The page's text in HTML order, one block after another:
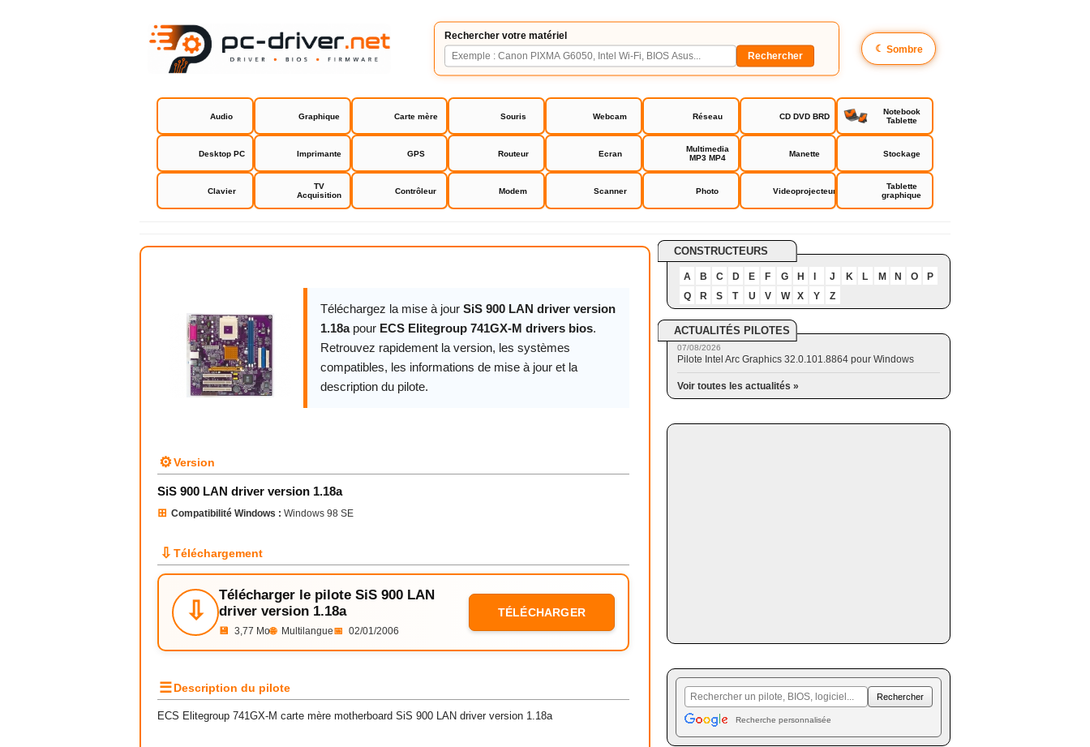
Rechercher votre matériel
☾ Sombre
Audio Graphique Carte mère Souris Webcam Réseau CD DVD BRD
Notebook
Tablette
Desktop PC Imprimante GPS Routeur Ecran
Multimedia
MP3 MP4
Manette Stockage
Clavier
TV
Acquisition
Contrôleur Modem Scanner Photo Videoprojecteur
Tablette
graphique
ECS Elitegroup 741GX-M drivers bios
Téléchargez la mise à jour SiS 900 LAN driver version
1.18apour ECS Elitegroup 741GX-M drivers bios.
Retrouvez rapidement la version, les systèmes
compatibles, les informations de mise à jour et la
description du pilote.
⚙Version
SiS 900 LAN driver version 1.18a
⊞ Compatibilité Windows : Windows 98 SE
⇩ Téléchargement
⇩
Télécharger le pilote SiS 900 LAN
driver version 1.18a
💾 3,77 Mo🌐 Multilangue📅 02/01/2006
TÉLÉCHARGER
☰Description du pilote
ECS Elitegroup 741GX-M carte mère motherboard SiS 900 LAN driver version 1.18a
CONSTRUCTEURS
A B C D E F G H J K L M N O
P
Q
R S T U V W X Y Z
ACTUALITÉS PILOTES
07/08/2026
Pilote Intel Arc Graphics 32.0.101.8864 pour Windows
Voir toutes les actualités »
Recherche personnalisée